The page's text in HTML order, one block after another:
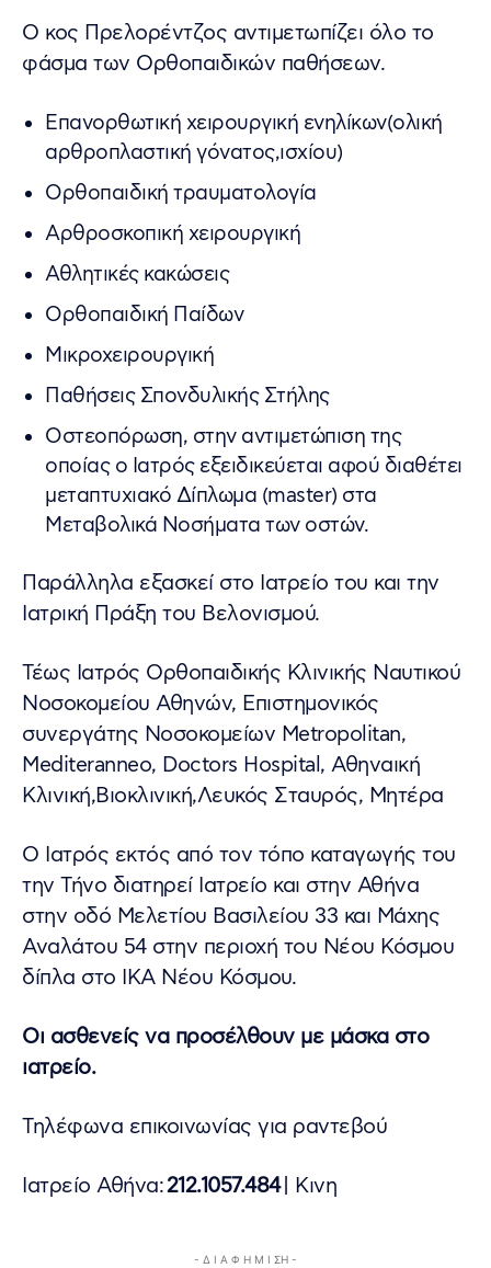
Ο κος Πρελορέντζος αντιμετωπίζει όλο το
φάσμα των Ορθοπαιδικών παθήσεων.
Επανορθωτική χειρουργική ενηλίκων(oλική
αρθροπλαστική γόνατος,ισχίου)
Ορθοπαιδική τραυματολογία
Αρθροσκοπική χειρουργική
Αθλητικές κακώσεις
Ορθοπαιδική Παίδων
Μικροχειρουργική
Παθήσεις Σπονδυλικής Στήλης
Οστεοπόρωση, στην αντιμετώπιση της
οποίας ο Ιατρός εξειδικεύεται αφού διαθέτει
μεταπτυχιακό Δίπλωμα (master) στα
Μεταβολικά Νοσήματα των οστών.
Παράλληλα εξασκεί στο Ιατρείο του και την
Ιατρική Πράξη του Βελονισμού.
Τέως Ιατρός Ορθοπαιδικής Κλινικής Ναυτικού
Νοσοκομείου Αθηνών, Επιστημονικός
συνεργάτης Νοσοκομείων Metropolitan,
Mediteranneo, Doctors Hospital, Αθηναική
Κλινική,Βιοκλινική,Λευκός Σταυρός, Μητέρα
Ο Ιατρός εκτός από τον τόπο καταγωγής του
την Τήνο διατηρεί Ιατρείο και στην Αθήνα
στην οδό Μελετίου Βασιλείου 33 και Μάχης
Αναλάτου 54 στην περιοχή του Νέου Κόσμου
δίπλα στο ΙΚΑ Νέου Κόσμου.
Οι ασθενείς να προσέλθουν με μάσκα στο
ιατρείο.
Τηλέφωνα επικοινωνίας για ραντεβού
Ιατρείο Αθήνα:212.1057.484 | Κινη
- Δ Ι Α Φ Η Μ Ι ΣΗ -